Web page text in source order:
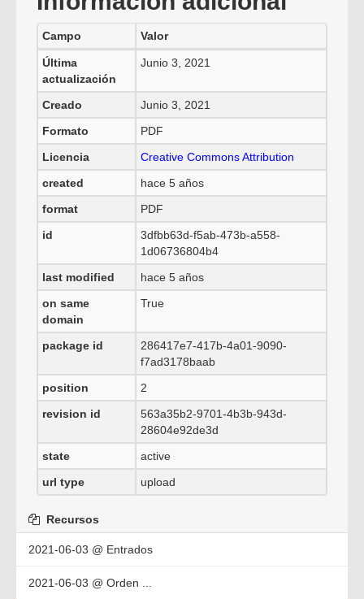
Campo Valor
Última
actualización
Junio 3, 2021
Creado
Junio 3, 2021
Formato
PDF
Licencia
Creative Commons Attribution
created
hace 5 años
format
PDF
id
3dfbb63d-f5ab-473b-a558-
1d06736804b4
last modified
hace 5 años
on same
domain
True
package id
286417e7-417b-4a01-9090-
f7ad3178baab
position
2
revision id
563a35b2-9701-4b3b-943d-
28604e92de3d
state
active
url type
upload
Recursos
2021-06-03 @ Entrados
2021-06-03 @ Orden ...